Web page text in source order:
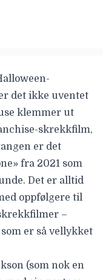
det ikke uventet
klemmer ut
skrekkfilm,
er det
fra 2021 som
Det er alltid
oppfølgere til
–
er så vellykket
(som nok en